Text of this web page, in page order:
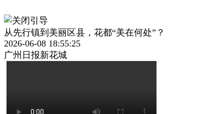
从先行镇到美丽区县，花都“美在何处”？
2026-06-08 18:55:25
广州日报新花城